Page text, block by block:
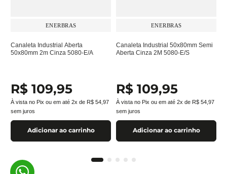
ENERBRAS
Canaleta Industrial Aberta
50x80mm 2m Cinza 5080-E/A
R$ 109,95
À vista no Pix ou em até 2x de R$ 54 97
sem juros
Adicionar ao carrinho
ENERBRAS
Canaleta Industrial 50x80mm Semi
Aberta Cinza 2M 5080-E/S
R$ 109,95
À vista no Pix ou em até 2x de R$ 54 97
sem juros
Adicionar ao carrinho